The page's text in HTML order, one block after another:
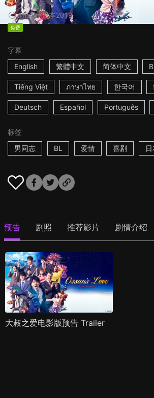
1h53m日本2019
免费
字幕
English
繁體中文 简体中文
Tiếng Việt ภาษาไทย 한국어
Deutsch Español Português
标签
男同志
BL 爱情 喜剧
预告 剧照 推荐影片 剧情介绍
大叔之爱电影版预告 Trailer